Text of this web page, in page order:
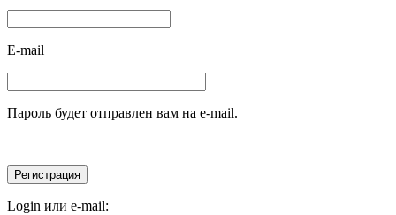
E-mail
Пароль будет отправлен вам на e-mail.
Login или e-mail: